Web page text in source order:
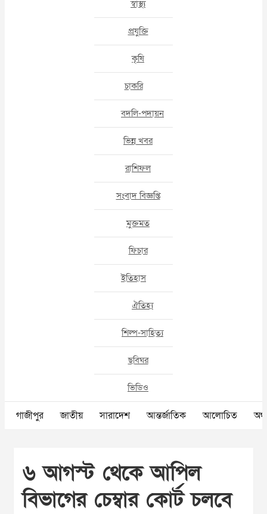
স্বাস্থ্য
প্রযুক্তি
কৃষি
চাকরি
বদলি-পদায়ন
ভিন্ন খবর
রাশিফল
সংবাদ বিজ্ঞপ্তি
মুক্তমত
ফিচার
ইতিহাস
ঐতিহ্য
শিল্প-সাহিত্য
ছবিঘর
ভিডিও
গাজীপুর জাতীয় সারাদেশ আন্তর্জাতিক আলোচিত
৬ আগস্ট থেকে আপিল
বিভাগের চেম্বার কোর্ট চলবে